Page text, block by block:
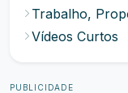
Trabalho,
Vídeos Curtos
PUBLICIDADE